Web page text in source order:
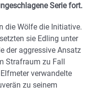
Serie fort.
die Wölfe die Initiative.
sie Edling unter
der aggressive Ansatz
Strafraum zu Fall
verwandelte
zu seinem